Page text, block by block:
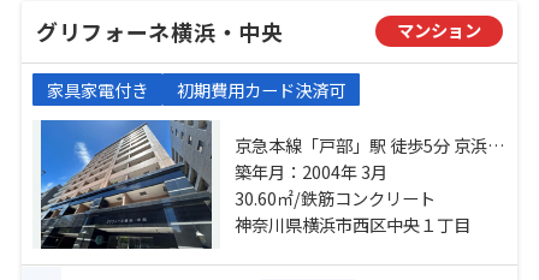
グリフォーネ横浜・中央 マンション
家具家電付き 初期費用カード決済可
京急本線「戸部」駅 徒歩5分 京浜東
北線「横浜」駅 徒歩15分 相鉄本線
「平沼橋」駅 徒歩8分
築年月：2004年 3月
30.60㎡/鉄筋コンクリート
神奈川県横浜市西区中央１丁目